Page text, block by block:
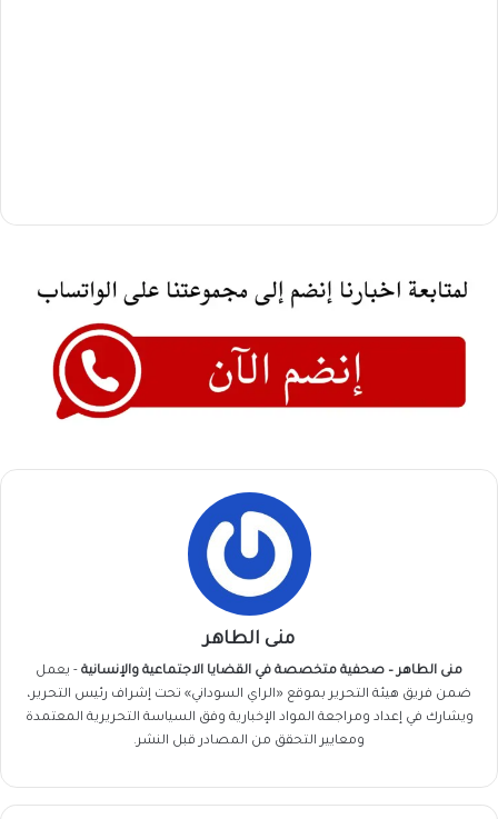
منى الطاهر
منى الطاهر – صحفية متخصصة في القضايا الاجتماعية والإنسانية - يعمل
ضمن فريق هيئة التحرير بموقع «الراي السوداني» تحت إشراف رئيس التحرير،
ويشارك في إعداد ومراجعة المواد الإخبارية وفق السياسة التحريرية المعتمدة
ومعايير التحقق من المصادر قبل النشر.